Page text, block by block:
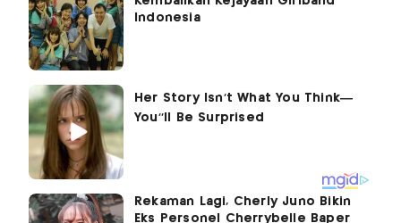
Indonesia
Rekaman Lagi, Cherly Juno Bikin
Eks Personel Cherrybelle Baper